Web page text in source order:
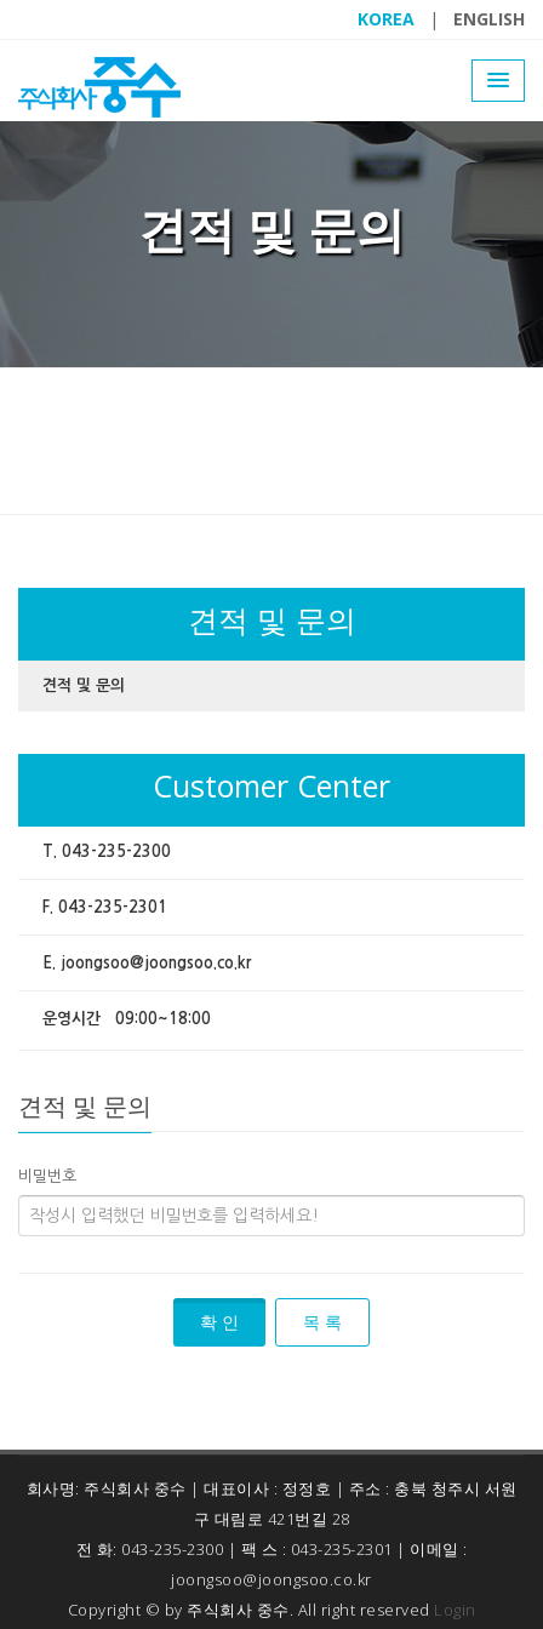
KOREA | ENGLISH
견적 및 문의
견적 및 문의
견적 및 문의
Customer Center
T. 043-235-2300
F. 043-235-2301
E. joongsoo@joongsoo.co.kr
운영시간 09:00~18:00
견적 및 문의
비밀번호
확 인 목 록
회사명: 주식회사 중수 | 대표이사 : 정정호 | 주소 : 충북 청주시 서원
구 대림로 421번길 28
전 화: 043-235-2300 | 팩 스 : 043-235-2301 | 이메일 :
joongsoo@joongsoo.co.kr
Copyright © by 주식회사 중수. All right reserved Login